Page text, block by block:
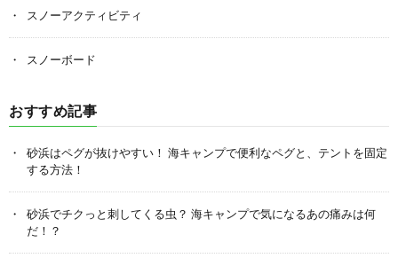
スノーアクティビティ
スノーボード
おすすめ記事
砂浜はペグが抜けやすい！ 海キャンプで便利なペグと、テントを固定
する方法！
砂浜でチクっと刺してくる虫？ 海キャンプで気になるあの痛みは何
だ！？